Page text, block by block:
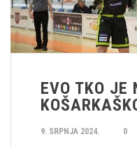
EVO TKO JE
9. SRPNJA 2024. 0